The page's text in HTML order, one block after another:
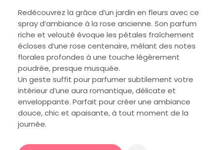
Redécouvrez la grâce d’un jardin en fleurs avec ce
spray d’ambiance à la rose ancienne. Son parfum
riche et velouté évoque les pétales fraîchement
écloses d’une rose centenaire, mêlant des notes
florales profondes à une touche légèrement
poudrée, presque musquée.
Un geste suffit pour parfumer subtilement votre
intérieur d’une aura romantique, délicate et
enveloppante. Parfait pour créer une ambiance
douce, chic et apaisante, à tout moment de la
journée.